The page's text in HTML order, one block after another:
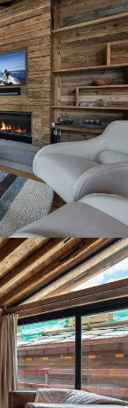
Cimalpes
dans les Alpes
guettent le lever
préférer les
doute partie de
de secteurs